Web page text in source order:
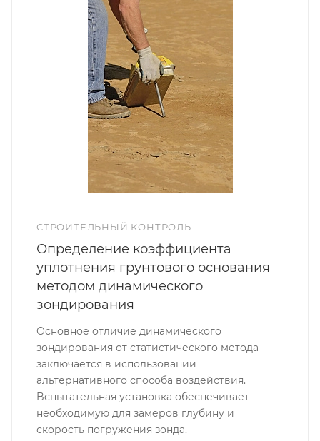
СТРОИТЕЛЬНЫЙ КОНТРОЛЬ
Определение коэффициента
уплотнения грунтового основания
методом динамического
зондирования
Основное отличие динамического
зондирования от статистического метода
заключается в использовании
альтернативного способа воздействия.
Bспытательная установка обеспечивает
необходимую для замеров глубину и
скорость погружения зонда.